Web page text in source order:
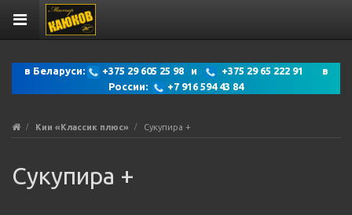
в Беларуси: +375 29 605 25 98 и
+375 29 65 222 91 в
России:
+7 916 594 43 84
Кии «Классик плюс» Сукупира +
Сукупира +